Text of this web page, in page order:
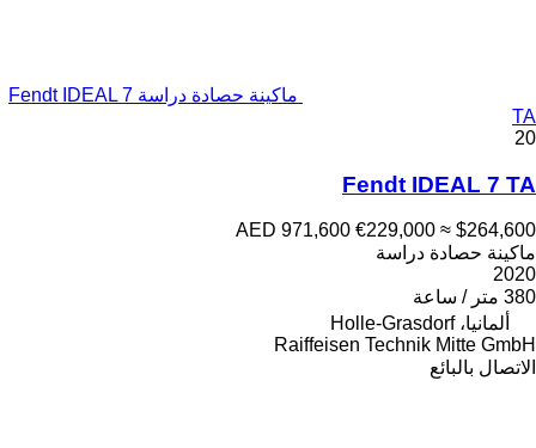
ماكينة حصادة دراسة Fendt IDEAL 7
TA
20
Fendt IDEAL 7 TA
AED 971,600 €229,000 ≈ $264,600
ماكينة حصادة دراسة
2020
380 متر / ساعة
ألمانيا، Holle-Grasdorf
Raiffeisen Technik Mitte GmbH
الاتصال بالبائع